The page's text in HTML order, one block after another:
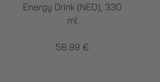
Energy Drink (NED), 330
ml
58.99 €